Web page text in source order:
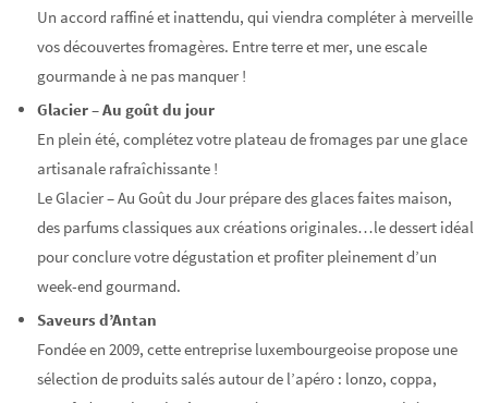
Un accord raffiné et inattendu, qui viendra compléter à merveille
vos découvertes fromagères. Entre terre et mer, une escale
gourmande à ne pas manquer !
Glacier – Au goût du jour
En plein été, complétez votre plateau de fromages par une glace
artisanale rafraîchissante !
Le Glacier – Au Goût du Jour prépare des glaces faites maison,
des parfums classiques aux créations originales…le dessert idéal
pour conclure votre dégustation et profiter pleinement d’un
week-end gourmand.
Saveurs d’Antan
Fondée en 2009, cette entreprise luxembourgeoise propose une
sélection de produits salés autour de l’apéro : lonzo, coppa,